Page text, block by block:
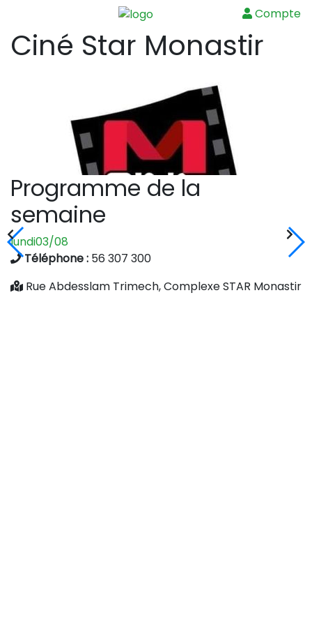
Compte
Ciné Star Monastir
Programme de la
semaine
lundi03/08
Téléphone : 56 307 300
Rue Abdesslam Trimech, Complexe STAR Monastir